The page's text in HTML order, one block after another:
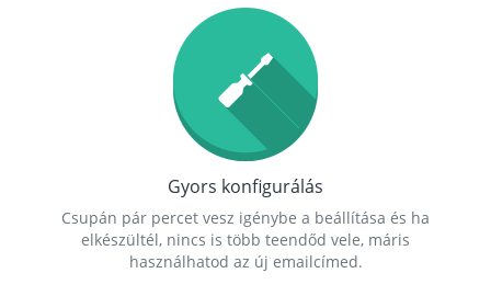
Gyors konfigurálás
Csupán pár percet vesz igénybe a beállítása és ha
elkészültél, nincs is több teendőd vele, máris
használhatod az új emailcímed.